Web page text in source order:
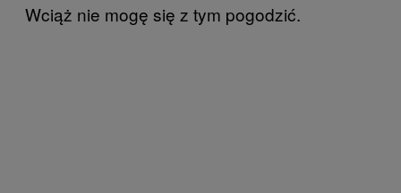
Wciąż nie mogę się z tym pogodzić.